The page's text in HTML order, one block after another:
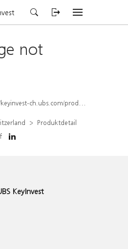
not
ch.ubs.com/produkt/detail/index/isin/CH1558312059
Produktdetail
KeyInvest